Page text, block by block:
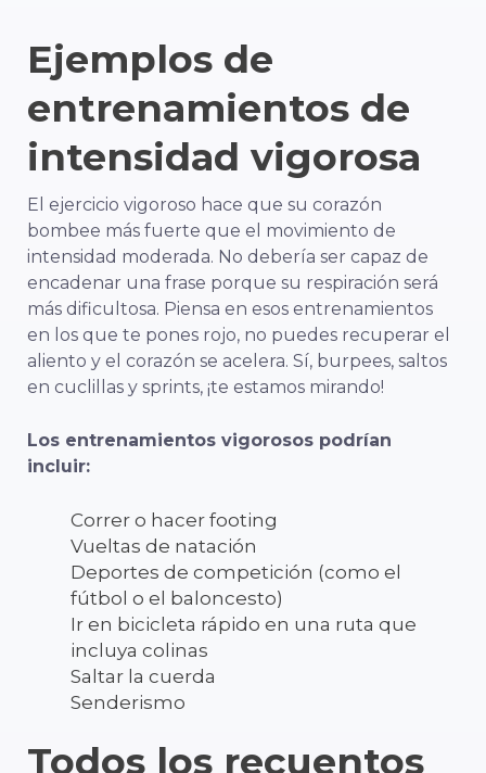
Ejemplos de
entrenamientos de
intensidad vigorosa
El ejercicio vigoroso hace que su corazón
bombee más fuerte que el movimiento de
intensidad moderada. No debería ser capaz de
encadenar una frase porque su respiración será
más dificultosa. Piensa en esos entrenamientos
en los que te pones rojo, no puedes recuperar el
aliento y el corazón se acelera. Sí, burpees, saltos
en cuclillas y sprints, ¡te estamos mirando!
Los entrenamientos vigorosos podrían
incluir:
Correr o hacer footing
Vueltas de natación
Deportes de competición (como el
fútbol o el baloncesto)
Ir en bicicleta rápido en una ruta que
incluya colinas
Saltar la cuerda
Senderismo
Todos los recuentos